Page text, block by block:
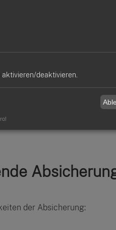
Baugeschäft besser
der Absicherung:
deaktivieren.